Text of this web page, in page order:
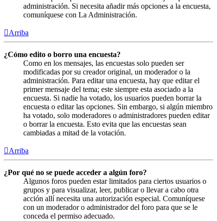
administración. Si necesita añadir más opciones a la encuesta,
comuníquese con La Administración.
Arriba
¿Cómo edito o borro una encuesta?
Como en los mensajes, las encuestas solo pueden ser
modificadas por su creador original, un moderador o la
administración. Para editar una encuesta, hay que editar el
primer mensaje del tema; este siempre esta asociado a la
encuesta. Si nadie ha votado, los usuarios pueden borrar la
encuesta o editar las opciones. Sin embargo, si algún miembro
ha votado, solo moderadores o administradores pueden editar
o borrar la encuesta. Esto evita que las encuestas sean
cambiadas a mitad de la votación.
Arriba
¿Por qué no se puede acceder a algún foro?
Algunos foros pueden estar limitados para ciertos usuarios o
grupos y para visualizar, leer, publicar o llevar a cabo otra
acción allí necesita una autorización especial. Comuníquese
con un moderador o administrador del foro para que se le
conceda el permiso adecuado.